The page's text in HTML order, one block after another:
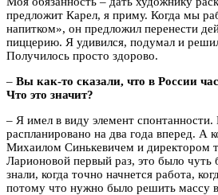
предложит Карел, я приму. Когда мы
напитком», он предложил перенести
пиццерию. Я удивился, подумал и
Получилось просто здорово.
– Вы как-то сказали, что в России
Что это значит?
– Я имел в виду элемент спонтанности.
распланировано на два года вперед. А
Михаилом Синькевичем и директором
Ларионовой первый раз, это было чуть
знали, когда точно начнется работа,
потому что нужно было решить массу